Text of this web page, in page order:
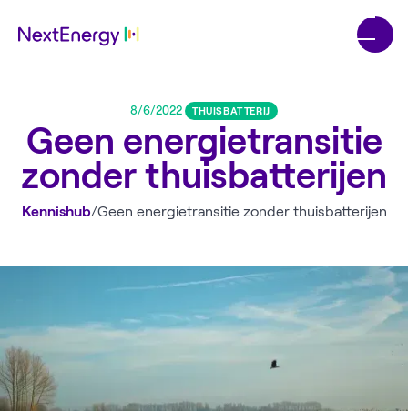
8/6/2022 THUISBATTERIJ
Geen energietransitie
zonder thuisbatterijen
Kennishub/Geen energietransitie zonder thuisbatterijen